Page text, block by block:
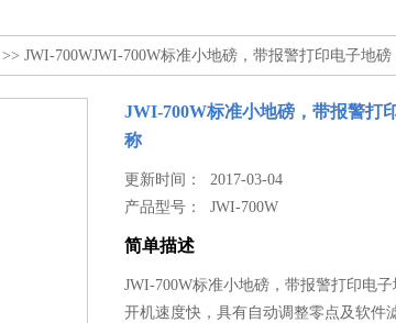
>> JWI-700WJWI-700W标准小地磅，带报警打印电子地
JWI-700W标准小地磅，带报警打
称
更新时间： 2017-03-04
产品型号：JWI-700W
简单描述
JWI-700W标准小地磅，带报警打印电
开机速度快，具有自动调整零点及软件